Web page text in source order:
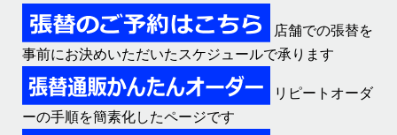
店舗での張替を
事前にお決めいただいたスケジュールで承ります
リピートオーダ
ーの手順を簡素化したページです